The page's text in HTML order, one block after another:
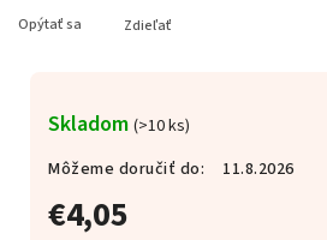
€4,05
Skladom (>10 ks)
Môžeme doručiť do:
11.8.2026
Opýtať sa Zdieľať